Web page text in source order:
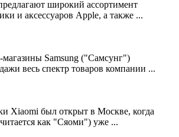
широкий ассортимент
и аксессуаров Apple, а также ...
Samsung ("Самсунг")
весь спектр товаров компании ...
Xiaomi был открыт в Москве, когда
как "Сяоми") уже ...